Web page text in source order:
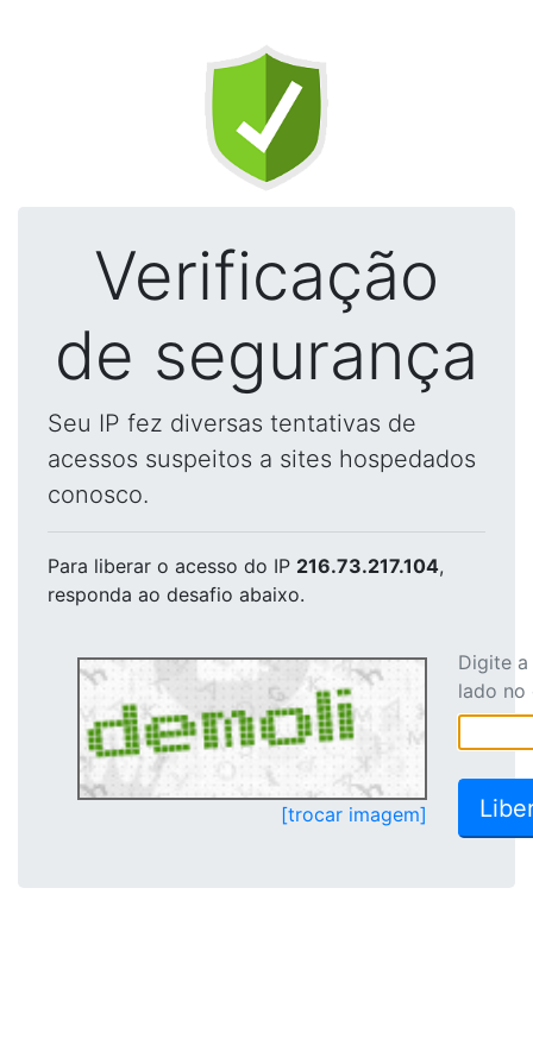
Verificação
de segurança
Seu IP fez diversas tentativas de
acessos suspeitos a sites hospedados
conosco.
Para liberar o acesso do IP 216.73.217.104,
responda ao desafio abaixo.
[trocar imagem]
Digite
lado no